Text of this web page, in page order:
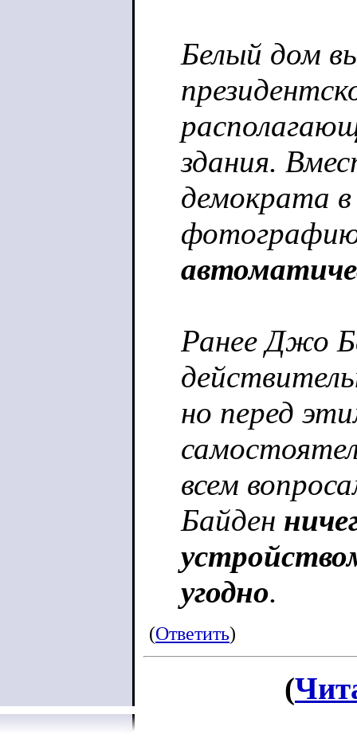
Белый дом
здания.
демократа
Ранее Джо
но перед
всем
Байден
угодно.
(Ответить)
(